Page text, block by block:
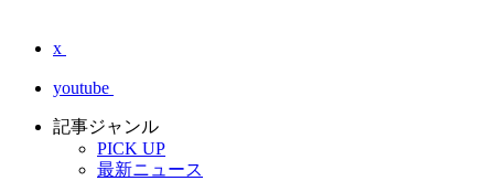
x
youtube
記事ジャンル
PICK UP
最新ニュース